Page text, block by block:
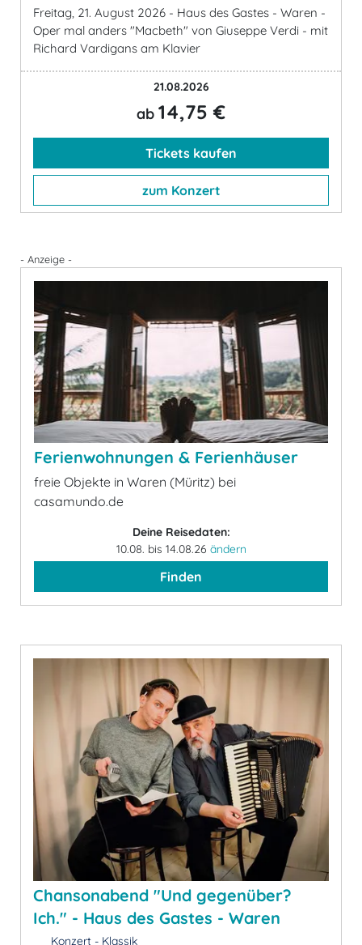
Freitag, 21. August 2026 - Haus des Gastes - Waren -
Oper mal anders "Macbeth" von Giuseppe Verdi - mit
Richard Vardigans am Klavier
21.08.2026
ab 14,75 €
Tickets kaufen
zum Konzert
- Anzeige -
Ferienwohnungen & Ferienhäuser
freie Objekte in Waren (Müritz) bei
casamundo.de
Deine Reisedaten:
10.08. bis 14.08.26 ändern
Finden
Chansonabend "Und gegenüber?
Ich." - Haus des Gastes - Waren
Konzert - Klassik